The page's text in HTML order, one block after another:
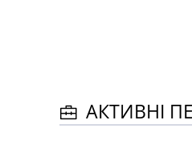
АКТИВНІ